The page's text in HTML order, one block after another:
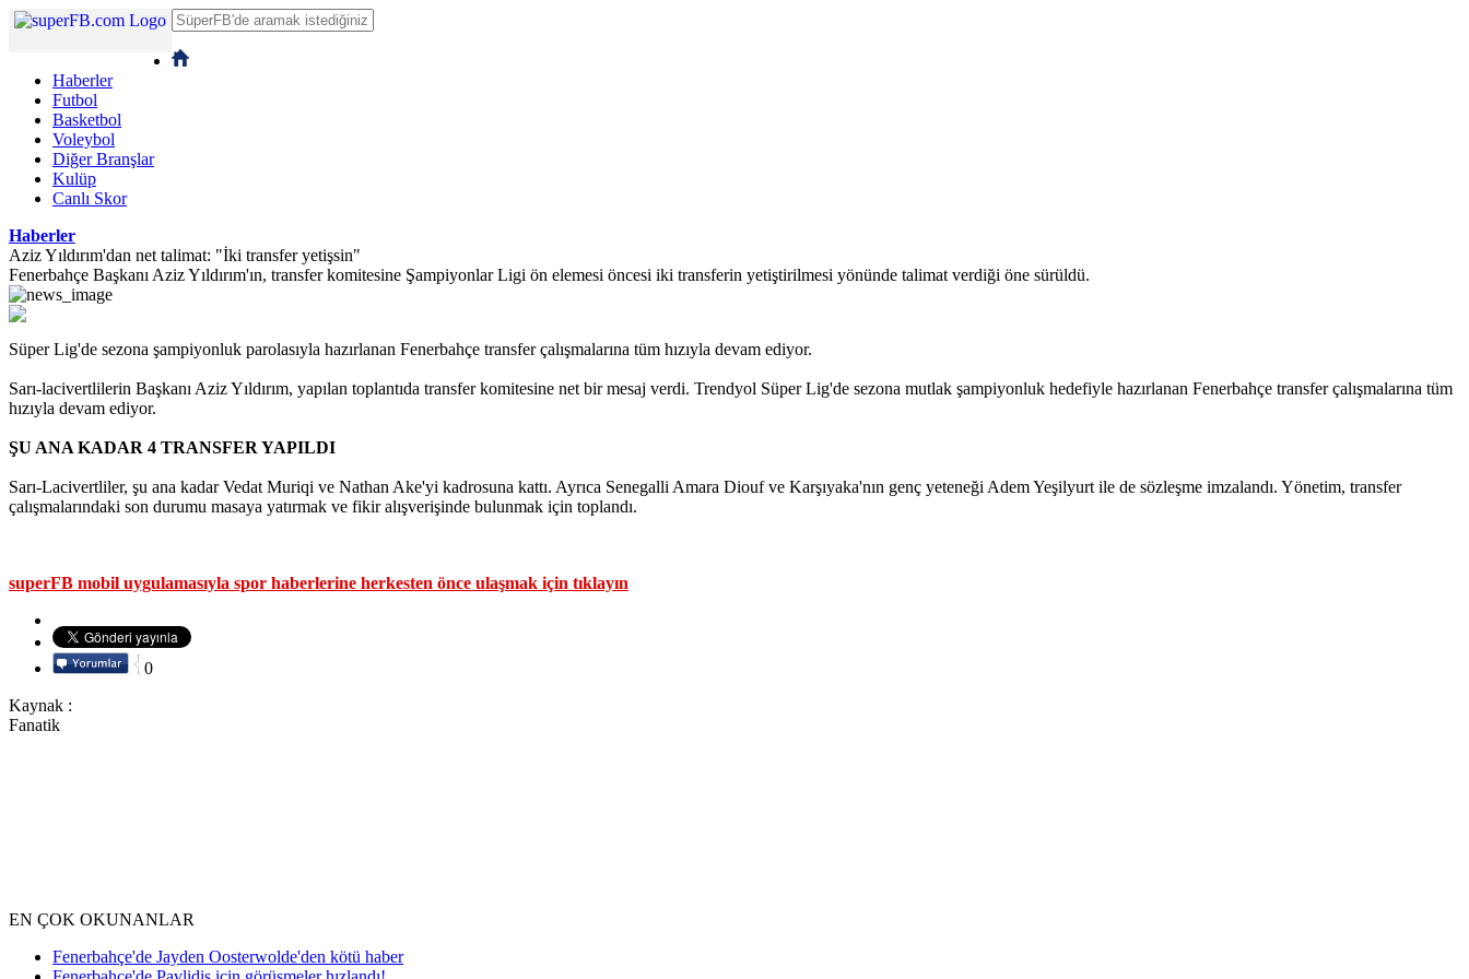
Haberler
Futbol
Basketbol
Voleybol
Diğer Branşlar
Kulüp
Canlı Skor
Haberler
Aziz Yıldırım'dan net talimat: "İki transfer yetişsin"
Fenerbahçe Başkanı Aziz Yıldırım'ın, transfer komitesine Şampiyonlar Ligi ön elemesi öncesi iki transferin yetiştirilmesi yönünde talimat verdiği öne sürüldü.
Süper Lig'de sezona şampiyonluk parolasıyla hazırlanan Fenerbahçe transfer çalışmalarına tüm hızıyla devam ediyor.
Sarı-lacivertlilerin Başkanı Aziz Yıldırım, yapılan toplantıda transfer komitesine net bir mesaj verdi. Trendyol Süper Lig'de sezona mutlak şampiyonluk hedefiyle hazırlanan Fenerbahçe transfer çalışmalarına tüm
hızıyla devam ediyor.
ŞU ANA KADAR 4 TRANSFER YAPILDI
Sarı-Lacivertliler, şu ana kadar Vedat Muriqi ve Nathan Ake'yi kadrosuna kattı. Ayrıca Senegalli Amara Diouf ve Karşıyaka'nın genç yeteneği Adem Yeşilyurt ile de sözleşme imzalandı. Yönetim, transfer
çalışmalarındaki son durumu masaya yatırmak ve fikir alışverişinde bulunmak için toplandı.
superFB mobil uygulamasıyla spor haberlerine herkesten önce ulaşmak için tıklayın
0
Kaynak :
Fanatik
EN ÇOK OKUNANLAR
Fenerbahçe'de Jayden Oosterwolde'den kötü haber